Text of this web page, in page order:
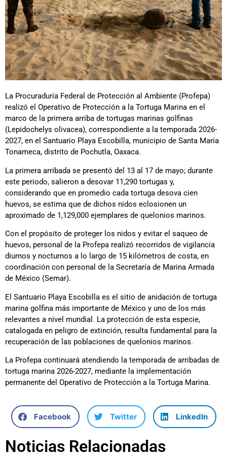
La Procuraduría Federal de Protección al Ambiente (Profepa)
realizó el Operativo de Protección a la Tortuga Marina en el
marco de la primera arriba de tortugas marinas golfinas
(Lepidochelys olivacea), correspondiente a la temporada 2026-
2027, en el Santuario Playa Escobilla, municipio de Santa María
Tonameca, distrito de Pochutla, Oaxaca.
La primera arribada se presentó del 13 al 17 de mayo; durante
este periodo, salieron a desovar 11,290 tortugas y,
considerando que en promedio cada tortuga desova cien
huevos, se estima que de dichos nidos eclosionen un
aproximado de 1,129,000 ejemplares de quelonios marinos.
Con el propósito de proteger los nidos y evitar el saqueo de
huevos, personal de la Profepa realizó recorridos de vigilancia
diurnos y nocturnos a lo largo de 15 kilómetros de costa, en
coordinación con personal de la Secretaría de Marina Armada
de México (Semar).
El Santuario Playa Escobilla es el sitio de anidación de tortuga
marina golfina más importante de México y uno de los más
relevantes a nivel mundial. La protección de esta especie,
catalogada en peligro de extinción, resulta fundamental para la
recuperación de las poblaciones de quelonios marinos.
La Profepa continuará atendiendo la temporada de arribadas de
tortuga marina 2026-2027, mediante la implementación
permanente del Operativo de Protección a la Tortuga Marina.
Facebook Twitter LinkedIn
Noticias Relacionadas